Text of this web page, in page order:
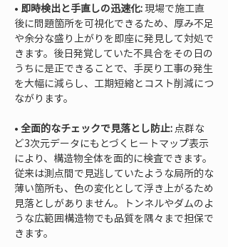
• 即時検出と手直しの迅速化: 現場で施工直
後に問題箇所を可視化できるため、厚み不足
や余分な盛り上がりを即座に発見して対処で
きます。後日発覚していた不具合をその日の
うちに是正できることで、手戻り工事の発生
を大幅に減らし、工期短縮とコスト削減につ
• 全面的なチェックで見落とし防止: 点群な
ど3次元データにもとづくヒートマップ表示
により、構造物全体を面的に検査できます。
従来は測点間で見逃していたような局所的な
薄い箇所も、色の変化として浮き上がるため
見落としがありません。トンネルやダムのよ
うな広範囲構造物でも品質を隅々まで担保で